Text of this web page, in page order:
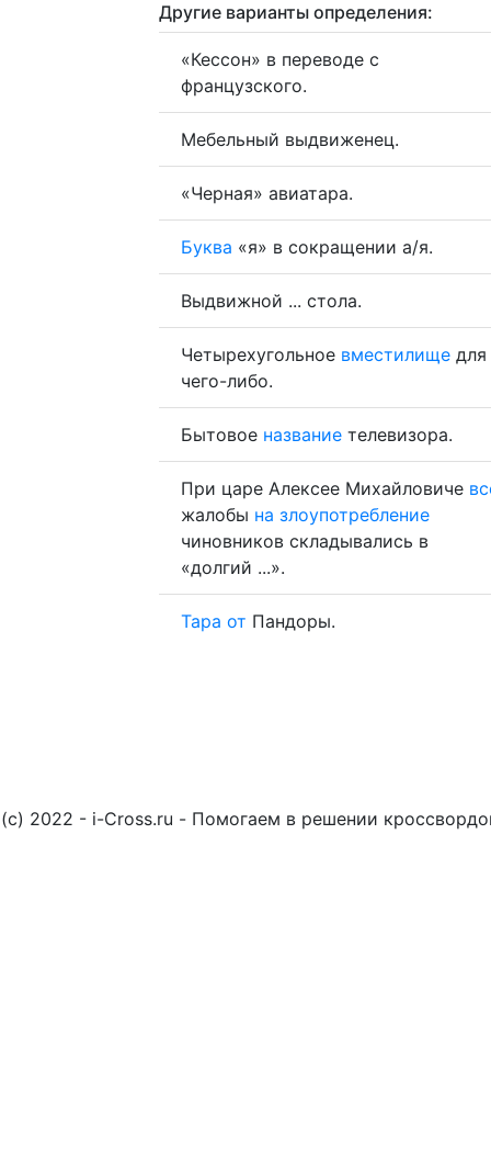
Другие варианты определения:
«Кессон» в переводе с
французского.
Мебельный выдвиженец.
«Черная» авиатара.
Буква «я» в сокращении а/я.
Выдвижной ... стола.
Четырехугольное вместилище для
чего-либо.
Бытовое название телевизора.
При царе Алексее Михайловиче
жалобы на злоупотребление
чиновников складывались в
«долгий ...».
Тара от Пандоры.
(c) 2022 - i-Cross.ru - Помогаем в решении